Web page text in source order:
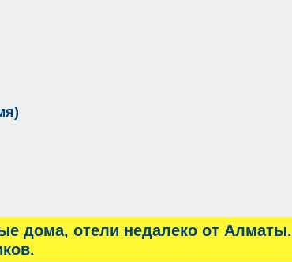
дома, отели недалеко от Алматы.